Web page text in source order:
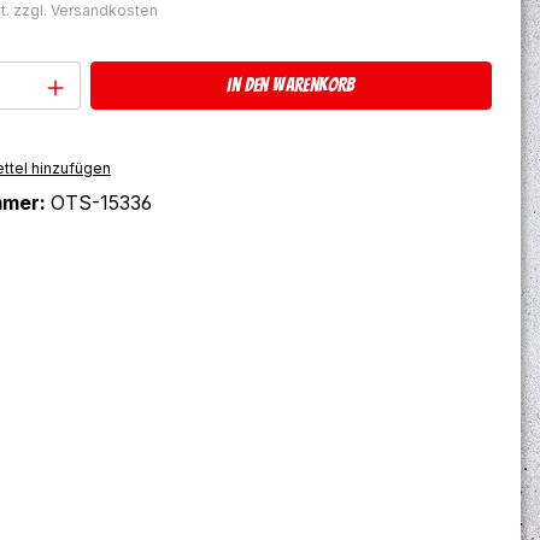
zzgl. Versandkosten
Anzahl: Gib den gewünschten Wert
In den Warenkorb
hinzufügen
OTS-15336